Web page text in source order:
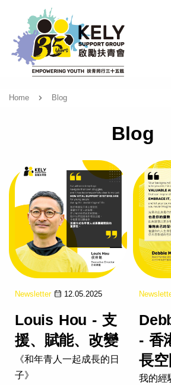
Home Blog
Blog
Newsletter 12.05.2025
Louis Hou - 支
援、賦能、改變
《和年青人一起成長的日
子》
- 香
長空
我的經